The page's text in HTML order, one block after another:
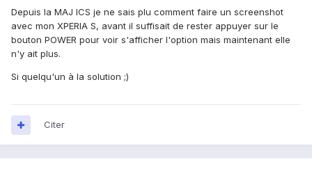
Depuis la MAJ ICS je ne sais plu comment faire un screenshot
avec mon XPERIA S, avant il suffisait de rester appuyer sur le
bouton POWER pour voir s'afficher l'option mais maintenant elle
n'y ait plus.
Si quelqu'un à la solution ;)
Citer